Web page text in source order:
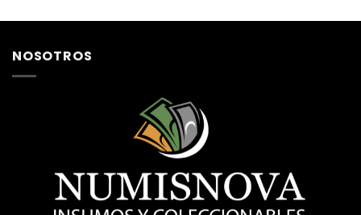
NOSOTROS